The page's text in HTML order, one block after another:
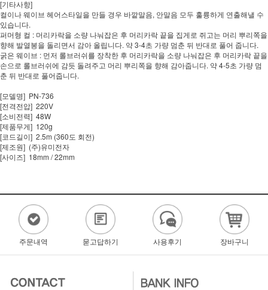
[기타사항]
컬이나 웨이브 헤어스타일을 만들 경우 바깥말음, 안말음 모두 훌륭하게 연출해낼 수
있습니다.
퍼머형 컬 : 머리카락을 소량 나눠잡은 후 머리카락 끝을 집게로 쥐고는 머리 뿌리쪽을
향해 발열봉을 돌리면서 감아 올립니다. 약 3-4초 가량 멈춘 뒤 반대로 풀어 줍니다.
굵은 웨이브 : 먼저 롤브러쉬를 장착한 후 머리카락을 소량 나눠잡은 후 머리카락 끝을
손으로 롤브러쉬에 감듯 돌려주고 머리 뿌리쪽을 향해 감아줍니다. 약 4-5초 가량 멈
춘 뒤 반대로 풀어줍니다.
[모델명] PN-736
[전격전압] 220V
[소비전력] 48W
[제품무게] 120g
[코드길이] 2.5m (360도 회전)
[제조원] (주)유미전자
[사이즈] 18mm / 22mm
주문내역 묻고답하기 사용후기 장바구니